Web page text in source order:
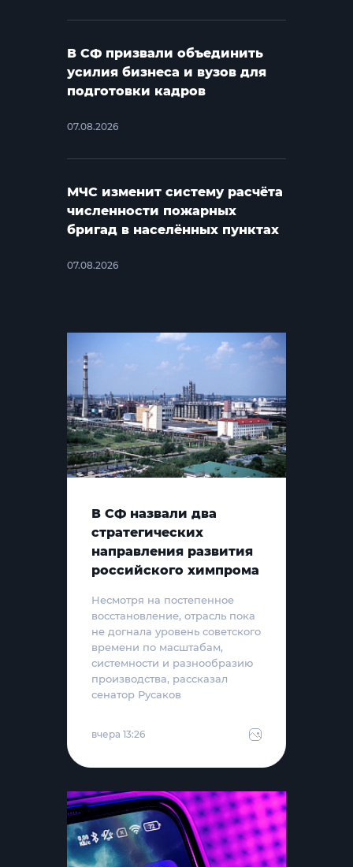
В СФ призвали объединить
усилия бизнеса и вузов для
подготовки кадров
07.08.2026
МЧС изменит систему расчёта
численности пожарных
бригад в населённых пунктах
07.08.2026
В СФ назвали два
стратегических
направления развития
российского химпрома
Несмотря на постепенное
восстановление, отрасль пока
не догнала уровень советского
времени по масштабам,
системности и разнообразию
производства, рассказал
сенатор Русаков
вчера 13:26